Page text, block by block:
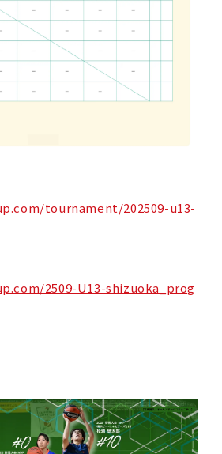
tournament/202509-u13-
2509-U13-shizuoka_prog